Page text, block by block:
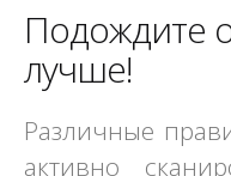
Подождите
лучше!
Различные
активно